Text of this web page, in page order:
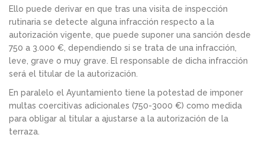
Ello puede derivar en que tras una visita de inspección
rutinaria se detecte alguna infracción respecto a la
autorización vigente, que puede suponer una sanción desde
750 a 3.000 €, dependiendo si se trata de una infracción,
leve, grave o muy grave. El responsable de dicha infracción
será el titular de la autorización.
En paralelo el Ayuntamiento tiene la potestad de imponer
multas coercitivas adicionales (750-3000 €) como medida
para obligar al titular a ajustarse a la autorización de la
terraza.